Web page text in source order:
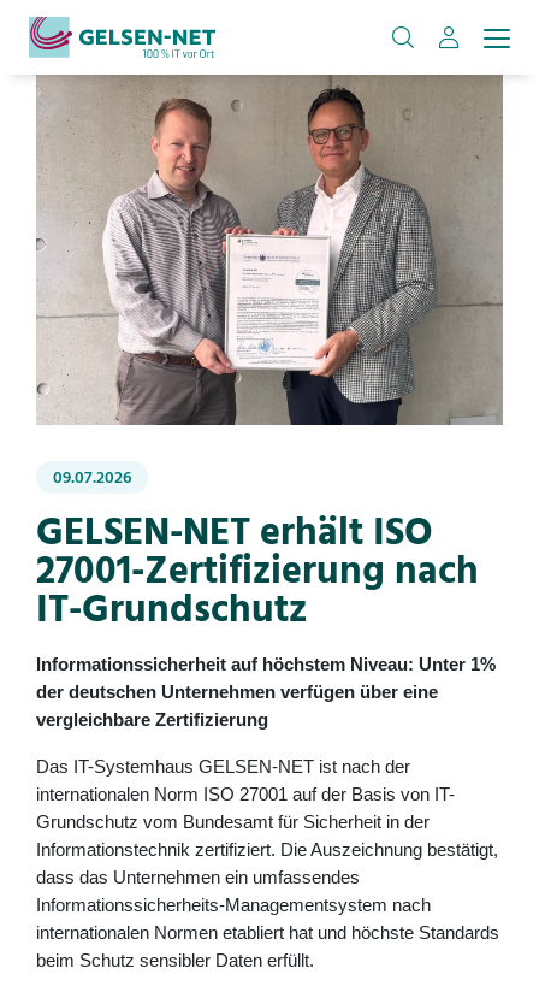
09.07.2026
GELSEN-NET erhält ISO
27001-Zertifizierung nach
IT-Grundschutz
Informationssicherheit auf höchstem Niveau: Unter 1%
der deutschen Unternehmen verfügen über eine
vergleichbare Zertifizierung
Das IT-Systemhaus GELSEN-NET ist nach der
internationalen Norm ISO 27001 auf der Basis von IT-
Grundschutz vom Bundesamt für Sicherheit in der
Informationstechnik zertifiziert. Die Auszeichnung bestätigt,
dass das Unternehmen ein umfassendes
Informationssicherheits-Managementsystem nach
internationalen Normen etabliert hat und höchste Standards
beim Schutz sensibler Daten erfüllt.